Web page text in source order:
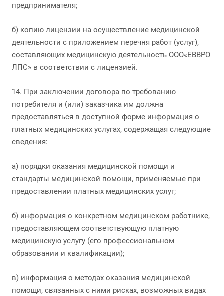
предпринимателя;
б) копию лицензии на осуществление медицинской
деятельности с приложением перечня работ (услуг),
составляющих медицинскую деятельность ООО«ЕВВРО
ЛПС» в соответствии с лицензией.
14. При заключении договора по требованию
потребителя и (или) заказчика им должна
предоставляться в доступной форме информация о
платных медицинских услугах, содержащая следующие
сведения:
а) порядки оказания медицинской помощи и
стандарты медицинской помощи, применяемые при
предоставлении платных медицинских услуг;
б) информация о конкретном медицинском работнике,
предоставляющем соответствующую платную
медицинскую услугу (его профессиональном
образовании и квалификации);
в) информация о методах оказания медицинской
помощи, связанных с ними рисках, возможных видах